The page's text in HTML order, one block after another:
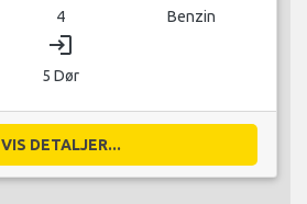
4 Benzin
login
5 Dør
VIS DETALJER...